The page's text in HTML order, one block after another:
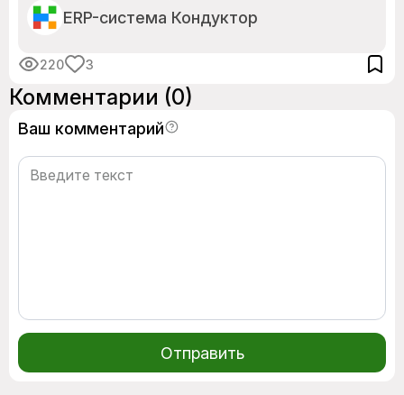
ERP-система Кондуктор
220 3
Комментарии (0)
Ваш комментарий
Отправить